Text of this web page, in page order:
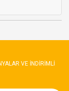
VE INDIRIMLI